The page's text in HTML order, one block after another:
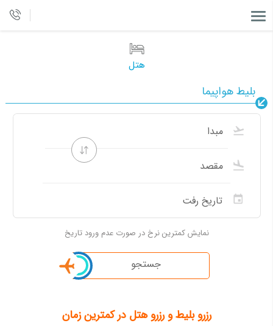
هتل
بلیط هواپیما
نمایش کمترین نرخ در صورت عدم ورود تاریخ
جستجو
رزرو بلیط و رزرو هتل در کمترین زمان